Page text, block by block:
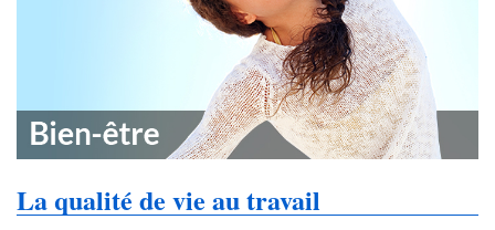
La qualité de vie au travail